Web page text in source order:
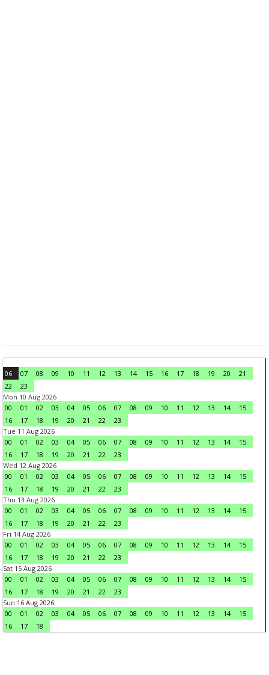
06 07 08 09 10 11 12 13 14 15 16 17 18 19 20
21
22
23
Mon 10 Aug 2026
00
01 02 03 04 05 06 07 08 09 10 11 12 13 14
15
16
17 18 19 20 21 22
23
Tue 11 Aug 2026
00
01 02 03 04 05 06 07 08 09 10 11 12 13 14
15
16
17 18 19 20 21 22
23
Wed 12 Aug 2026
00
01 02 03 04 05 06 07 08 09 10 11 12 13 14
15
16
17 18 19 20 21 22
23
Thu 13 Aug 2026
00
01 02 03 04 05 06 07 08 09 10 11 12 13 14
15
16
17 18 19 20 21 22
23
Fri 14 Aug 2026
00
01 02 03 04 05 06 07 08 09 10 11 12 13 14
15
16
17 18 19 20 21 22
23
Sat 15 Aug 2026
00
01 02 03 04 05 06 07 08 09 10 11 12 13 14
15
16
17 18 19 20 21 22
23
Sun 16 Aug 2026
00
01 02 03 04 05 06 07 08 09 10 11 12 13 14
15
16
17 18